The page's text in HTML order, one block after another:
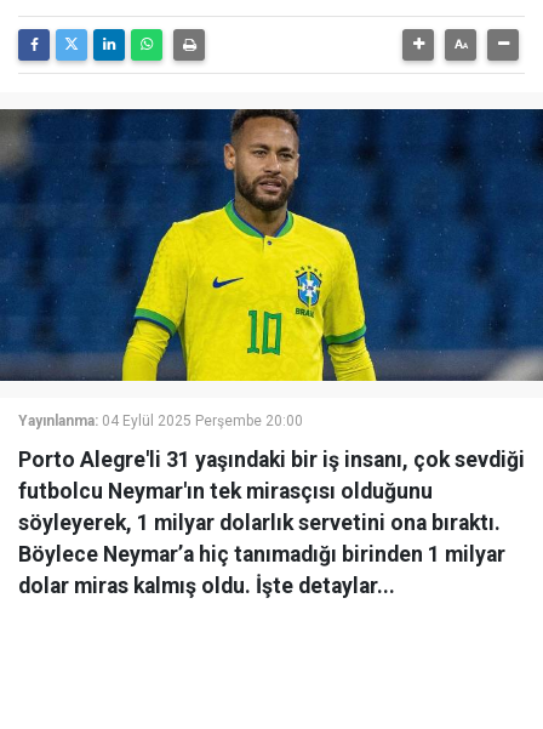
Yayınlanma: 04 Eylül 2025 Perşembe 20:00
Porto Alegre'li 31 yaşındaki bir iş insanı, çok sevdiği
futbolcu Neymar'ın tek mirasçısı olduğunu
söyleyerek, 1 milyar dolarlık servetini ona bıraktı.
Böylece Neymar’a hiç tanımadığı birinden 1 milyar
dolar miras kalmış oldu. İşte detaylar...